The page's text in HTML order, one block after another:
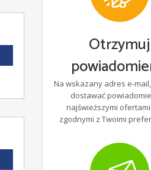
Otrzymuj
Na wskazany adres e-
dostawać
najświeższymi
zgodnymi z Twoimi